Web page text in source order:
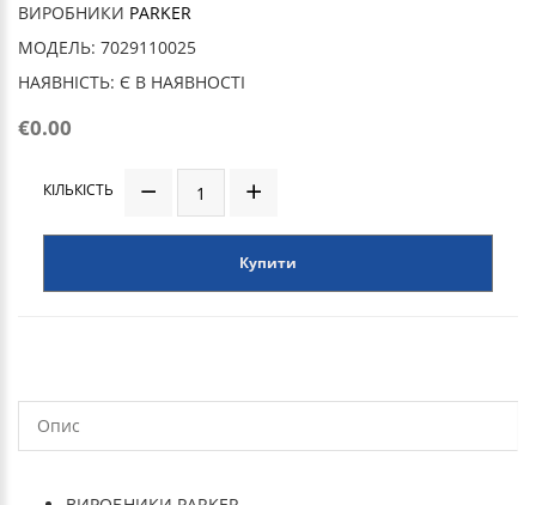
ВИРОБНИКИ PARKER
МОДЕЛЬ: 7029110025
НАЯВНІСТЬ: Є В НАЯВНОСТІ
€0.00
КІЛЬКІСТЬ
Купити
Опис